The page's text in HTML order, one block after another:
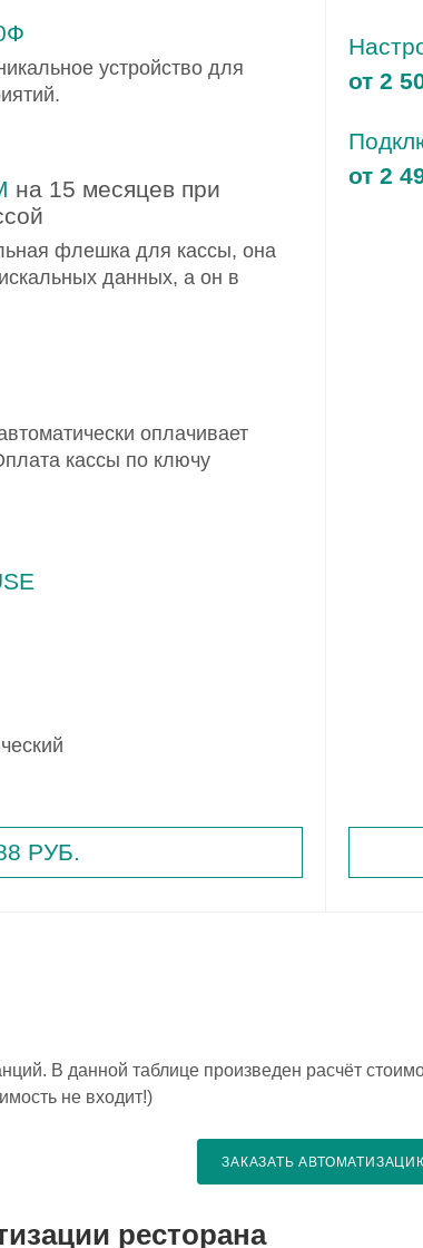
устройство для
на 15 месяцев при
флешка для кассы, она
данных, а он в
оплачивает
кассы по ключу
РУБ.
от 2
от 2
В данной таблице произведен расчёт
не входит!)
ЗАКАЗАТЬ
ресторана